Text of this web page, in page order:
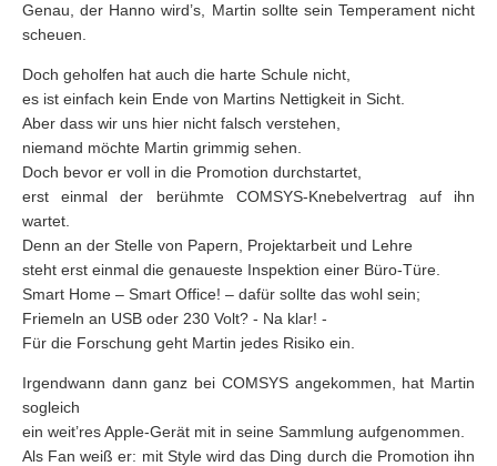
Genau, der Hanno wird’s, Martin sollte sein Temperament nicht
scheuen.
Doch geholfen hat auch die harte Schule nicht,
es ist einfach kein Ende von Martins Nettigkeit in Sicht.
Aber dass wir uns hier nicht falsch verstehen,
niemand möchte Martin grimmig sehen.
Doch bevor er voll in die Promotion durchstartet,
erst einmal der berühmte COMSYS-Knebelvertrag auf ihn
wartet.
Denn an der Stelle von Papern, Projektarbeit und Lehre
steht erst einmal die genaueste Inspektion einer Büro-Türe.
Smart Home – Smart Office! – dafür sollte das wohl sein;
Friemeln an USB oder 230 Volt? - Na klar! -
Für die Forschung geht Martin jedes Risiko ein.
Irgendwann dann ganz bei COMSYS angekommen, hat Martin
sogleich
ein weit’res Apple-Gerät mit in seine Sammlung aufgenommen.
Als Fan weiß er: mit Style wird das Ding durch die Promotion ihn